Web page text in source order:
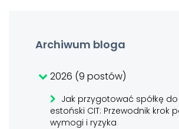
Archiwum bloga
2026 (9 postów)
Jak przygotować spółkę
estoński CIT: Przewodnik krok
wymogi i ryzyka